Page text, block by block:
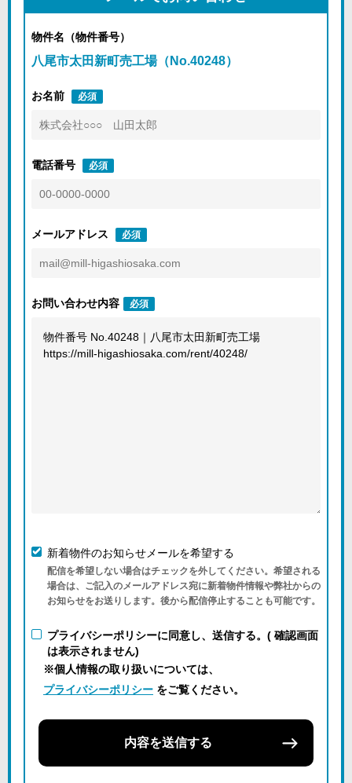
物件名（物件番号）
八尾市太田新町売工場（No.40248）
お名前 必須
電話番号 必須
メールアドレス 必須
お問い合わせ内容 必須
新着物件のお知らせメールを希望する
配信を希望しない場合はチェックを外してください。希望される
場合は、ご記入のメールアドレス宛に新着物件情報や弊社からの
お知らせをお送りします。後から配信停止することも可能です。
プライバシーポリシーに同意し、送信する。( 確認画面
は表示されません)
※個人情報の取り扱いについては、
プライバシーポリシー をご覧ください。
内容を送信する